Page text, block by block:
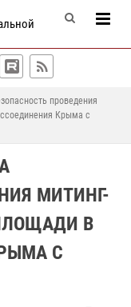
проведения
Крыма с
МИТИНГ-
В
С